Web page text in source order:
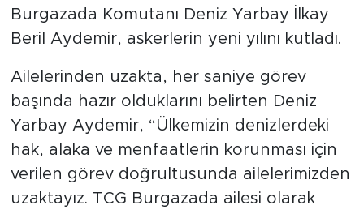
Burgazada Komutanı Deniz Yarbay İlkay
Beril Aydemir, askerlerin yeni yılını kutladı.
Ailelerinden uzakta, her saniye görev
başında hazır olduklarını belirten Deniz
Yarbay Aydemir, “Ülkemizin denizlerdeki
hak, alaka ve menfaatlerin korunması için
verilen görev doğrultusunda ailelerimizden
uzaktayız. TCG Burgazada ailesi olarak